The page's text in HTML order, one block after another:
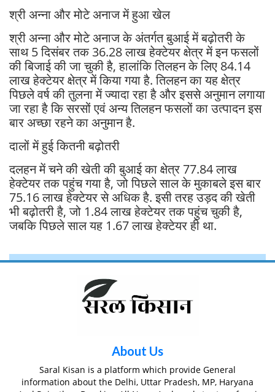
श्री अन्ना और मोटे अनाज में हुआ खेल
श्री अन्ना और मोटे अनाज के अंतर्गत बुआई में बढ़ोतरी के
साथ 5 दिसंबर तक 36.28 लाख हेक्टेयर क्षेत्र में इन फसलों
की बिजाई की जा चुकी है, हालांकि तिलहन के लिए 84.14
लाख हेक्टेयर क्षेत्र में किया गया है. तिलहन का यह क्षेत्र
पिछले वर्ष की तुलना में ज्यादा रहा है और इससे अनुमान लगाया
जा रहा है कि सरसों एवं अन्य तिलहन फसलों का उत्पादन इस
बार अच्छा रहने का अनुमान है.
दालों में हुई कितनी बढ़ोतरी
दलहन में चने की खेती की बुआई का क्षेत्र 77.84 लाख
हेक्टेयर तक पहुंच गया है, जो पिछले साल के मुकाबले इस बार
75.16 लाख हेक्टेयर से अधिक है. इसी तरह उड़द की खेती
भी बढ़ोतरी है, जो 1.84 लाख हेक्टेयर तक पहुंच चुकी है,
जबकि पिछले साल यह 1.67 लाख हेक्टेयर ही था.
About Us
Saral Kisan is a platform which provide General
information about the Delhi, Uttar Pradesh, MP, Haryana